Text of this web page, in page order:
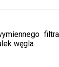
węgla.